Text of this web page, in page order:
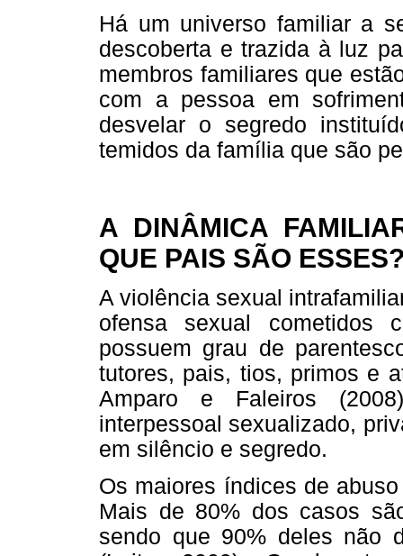
Há um universo familiar a
descoberta e trazida à luz
membros familiares que
com a pessoa em
desvelar o segredo
temidos da família que são
A DINÂMICA
QUE PAIS SÃO
A violência sexual
ofensa sexual cometidos
possuem grau de
tutores, pais, tios, primos e
Amparo e Faleiros
interpessoal sexualizado,
em silêncio e segredo.
Os maiores índices de
Mais de 80% dos casos
sendo que 90% deles não